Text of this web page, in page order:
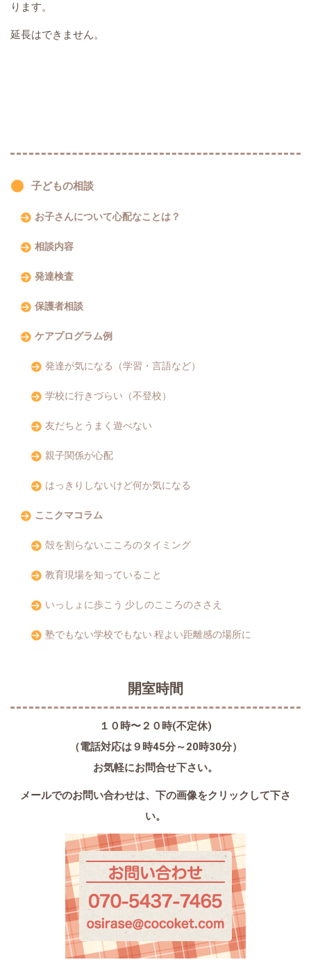
ります。
延長はできません。
子どもの相談
お子さんについて心配なことは？
相談内容
発達検査
保護者相談
ケアプログラム例
発達が気になる（学習・言語など）
学校に行きづらい（不登校）
友だちとうまく遊べない
親子関係が心配
はっきりしないけど何か気になる
ここクマコラム
殻を割らないこころのタイミング
教育現場を知っていること
いっしょに歩こう 少しのこころのささえ
塾でもない学校でもない 程よい距離感の場所に
開室時間
１０時〜２０時(不定休)
（電話対応は９時45分～20時30分）
お気軽にお問合せ下さい。
メールでのお問い合わせは、 下の画像をクリックして下さ
い。